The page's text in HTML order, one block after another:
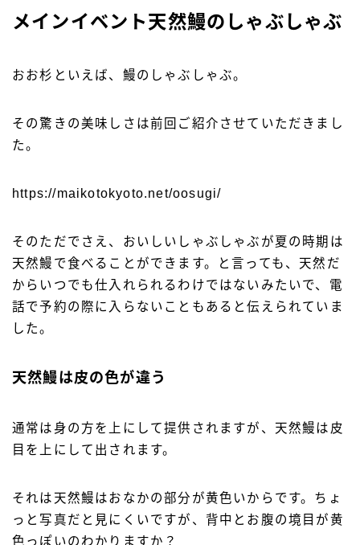
メインイベント天然鰻のしゃぶしゃぶ
おお杉といえば、鰻のしゃぶしゃぶ。
その驚きの美味しさは前回ご紹介させていただきまし
た。
https://maikotokyoto.net/oosugi/
そのただでさえ、おいしいしゃぶしゃぶが夏の時期は
天然鰻で食べることができます。と言っても、天然だ
からいつでも仕入れられるわけではないみたいで、電
話で予約の際に入らないこともあると伝えられていま
した。
天然鰻は皮の色が違う
通常は身の方を上にして提供されますが、天然鰻は皮
目を上にして出されます。
それは天然鰻はおなかの部分が黄色いからです。ちょ
っと写真だと見にくいですが、背中とお腹の境目が黄
色っぽいのわかりますか？